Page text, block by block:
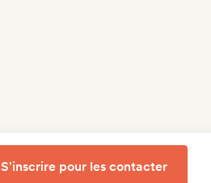
S'inscrire pour les contacter